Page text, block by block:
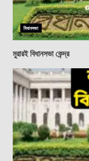
বিধানসভা
মুরারই বিধানসভা কেন্দ্র